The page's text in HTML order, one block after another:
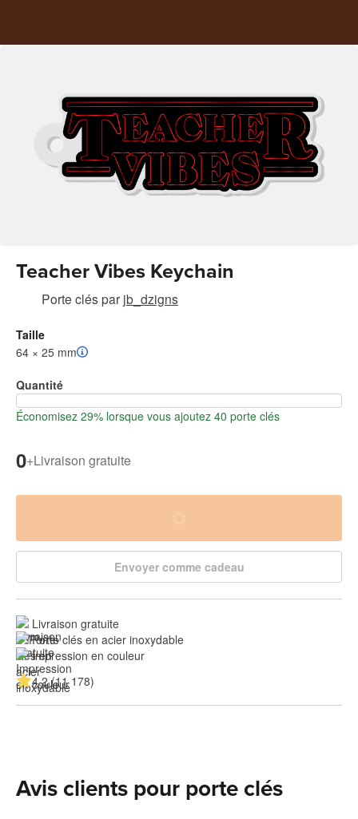
Teacher Vibes Keychain
Porte cléspar jb_dzigns
Taille
64 × 25 mm
Quantité
Économisez 29% lorsque vous ajoutez 40 porte clés
0+Livraison gratuite
Envoyer comme cadeau
Livraison gratuite
Porte clés en acier inoxydable
Impression en couleur
4.2 (11 178)
Avis clients pour porte clés